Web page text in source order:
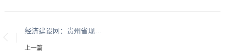
经济建设网：贵州省现代城乡经济发展研究院系列报道之一
上一篇